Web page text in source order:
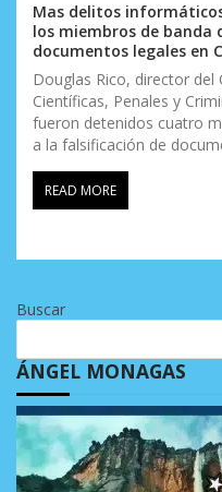
Mas delitos
los miembros de banda
documentos legales en
Douglas Rico, director del
Científicas, Penales y
fueron detenidos cuatro
a la falsificación de
READ MORE
Buscar
ÁNGEL MONAGAS